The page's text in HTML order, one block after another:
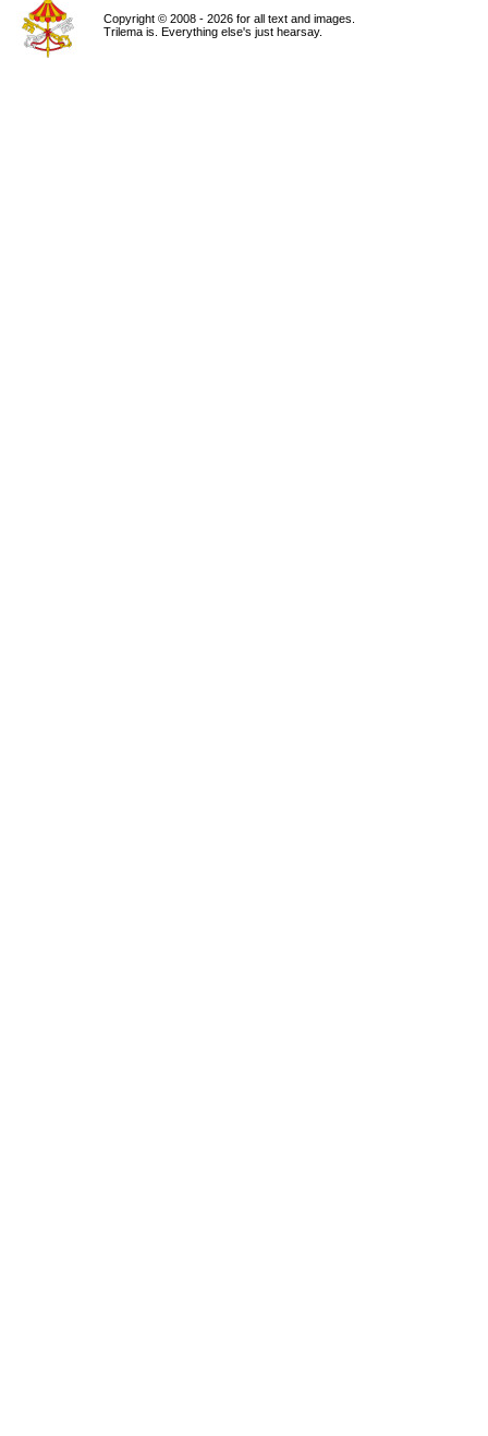
Copyright © 2008 - 2026 for all text and images.
Trilema is. Everything else's just hearsay.